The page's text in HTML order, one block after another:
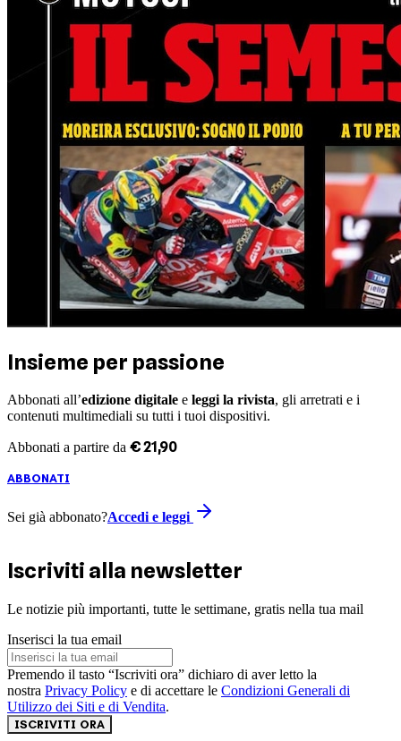
Insieme per passione
Abbonati all’edizione digitale e leggi la rivista, gli arretrati e i
contenuti multimediali su tutti i tuoi dispositivi.
Abbonati a partire da €21 ,90
ABBONATI
Sei già abbonato?Accedi e leggi
Iscriviti alla newsletter
Le notizie più importanti, tutte le settimane, gratis nella tua mail
Inserisci la tua email
Premendo il tasto “Iscriviti ora” dichiaro di aver letto la
nostra Privacy Policy e di accettare le Condizioni Generali di
Utilizzo dei Siti e di Vendita.
ISCRIVITI ORA